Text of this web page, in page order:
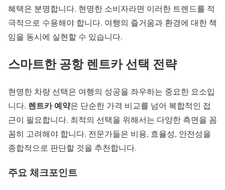
혜택은 분명합니다. 현명한 소비자라면 이러한 트렌드를 적
극적으로 수용해야 합니다. 여행의 즐거움과 환경에 대한 책
임을 동시에 실현할 수 있습니다.
스마트한공항 렌트카선택 전략
현명한 차량 선택은 여행의 성공을 좌우하는 중요한 요소입
니다. 렌트카 예약은 단순한 가격 비교를 넘어 복합적인 접
근이 필요합니다. 최적의 선택을 위해서는 다양한 측면을 꼼
꼼히 고려해야 합니다. 전문가들은 비용, 효율성, 안전성을
종합적으로 판단할 것을 추천합니다.
주요 체크포인트